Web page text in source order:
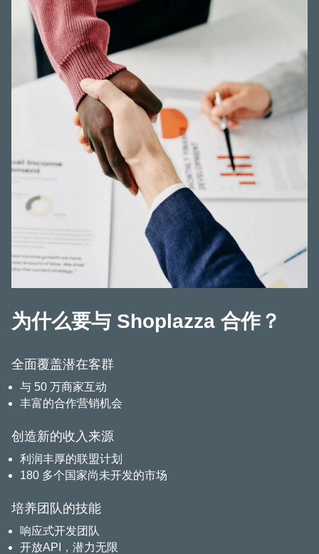
为什么要与 Shoplazza 合作？
全面覆盖潜在客群
与 50 万商家互动
丰富的合作营销机会
创造新的收入来源
利润丰厚的联盟计划
180 多个国家尚未开发的市场
培养团队的技能
响应式开发团队
开放API，潜力无限